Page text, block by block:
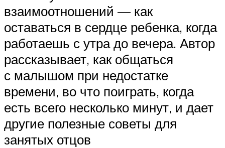
взаимоотношений — как
оставаться в сердце ребенка, когда
работаешь с утра до вечера. Автор
рассказывает, как общаться
с малышом при недостатке
времени, во что поиграть, когда
есть всего несколько минут, и дает
другие полезные советы для
занятых отцов